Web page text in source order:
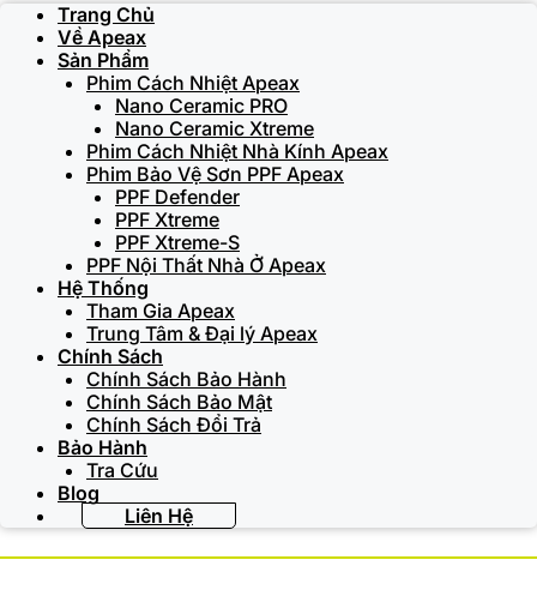
Trang Chủ
Về Apeax
Sản Phẩm
Phim Cách Nhiệt Apeax
Nano Ceramic PRO
Nano Ceramic Xtreme
Phim Cách Nhiệt Nhà Kính Apeax
Phim Bảo Vệ Sơn PPF Apeax
PPF Defender
PPF Xtreme
PPF Xtreme-S
PPF Nội Thất Nhà Ở Apeax
Hệ Thống
Tham Gia Apeax
Trung Tâm & Đại lý Apeax
Chính Sách
Chính Sách Bảo Hành
Chính Sách Bảo Mật
Chính Sách Đổi Trả
Bảo Hành
Tra Cứu
Blog
Liên Hệ